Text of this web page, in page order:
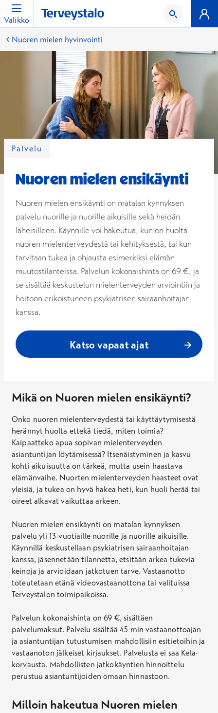
Valikko
Nuoren mielen hyvinvointi
Palvelu
Nuoren mielen ensikäynti
Nuoren mielen ensikäynti on matalan kynnyksen
palvelu nuorille ja nuorille aikuisille sekä heidän
läheisilleen. Käynnille voi hakeutua, kun on huolta
nuoren mielenterveydestä tai kehityksestä, tai kun
tarvitaan tukea ja ohjausta esimerkiksi elämän
muutostilanteissa. Palvelun kokonaishinta on 69 €, ja
se sisältää keskustelun mielenterveyden arviointiin ja
hoitoon erikoistuneen psykiatrisen sairaanhoitajan
kanssa.
Katso vapaat ajat
Mikä on Nuoren mielen ensikäynti?
Onko nuoren mielenterveydestä tai käyttäytymisestä
herännyt huolta ettekä tiedä, miten toimia?
Kaipaatteko apua sopivan mielenterveyden
asiantuntijan löytämisessä? Itsenäistyminen ja kasvu
kohti aikuisuutta on tärkeä, mutta usein haastava
elämänvaihe. Nuorten mielenterveyden haasteet ovat
yleisiä, ja tukea on hyvä hakea heti, kun huoli herää tai
oireet alkavat vaikuttaa arkeen.
Nuoren mielen ensikäynti on matalan kynnyksen
palvelu yli 13-vuotiaille nuorille ja nuorille aikuisille.
Käynnillä keskustellaan psykiatrisen sairaanhoitajan
kanssa, jäsennetään tilannetta, etsitään arkea tukevia
keinoja ja arvioidaan jatkotuen tarve. Vastaanotto
toteutetaan etänä videovastaanottona tai valituissa
Terveystalon toimipaikoissa.
Palvelun kokonaishinta on 69 €, sisältäen
palvelumaksut. Palvelu sisältää 45 min vastaanottoajan
ja asiantuntijan tutustumisen mahdollisiin esitietoihin ja
vastaanoton jälkeiset kirjaukset. Palvelusta ei saa Kela-
korvausta. Mahdollisten jatkokäyntien hinnoittelu
perustuu asiantuntijoiden omaan hinnastoon.
Milloin hakeutua Nuoren mielen